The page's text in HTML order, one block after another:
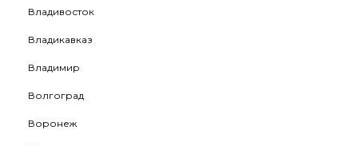
Владивосток
Владикавказ
Владимир
Волгоград
Воронеж